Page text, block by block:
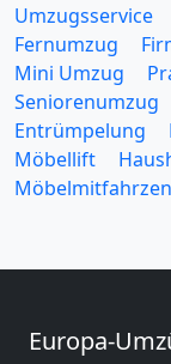
Umzugsservice
Fernumzug
Mini Umzug
Seniorenumzug
Entrümpelung
Möbellift
Europa-